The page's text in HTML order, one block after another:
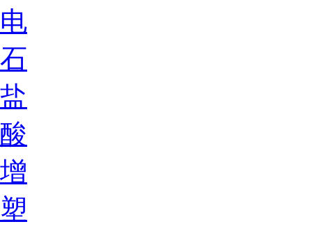
电
石
盐
酸
增
塑